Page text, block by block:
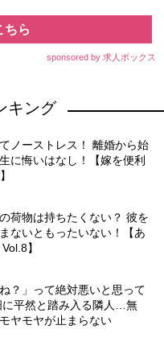
ちら
sponsored by 求人ボックス
キング
ノーストレス！ 離婚から始
に悔いはなし！【嫁を便利
荷物は持ちたくない？ 彼を
ないともったいない！【あ
】
？」って絶対悪いと思って
平然と踏み入る隣人…無
ヤモヤが止まらない